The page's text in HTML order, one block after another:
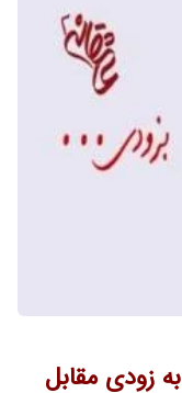
زودی مقابل